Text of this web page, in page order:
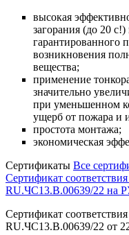
высокая
загорания (до 20
гарантированного
возникновения
вещества;
применение
значительно
при уменьшенном
ущерб от пожара и
простота монтажа;
экономическая
Сертификаты Все
Сертификат
RU.ЧС13.B.00639/22 на
Сертификат
RU.ЧС13.B.00639/22 от